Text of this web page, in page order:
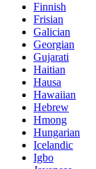
Finnish
Frisian
Galician
Georgian
Gujarati
Haitian
Hausa
Hawaiian
Hebrew
Hmong
Hungarian
Icelandic
Igbo